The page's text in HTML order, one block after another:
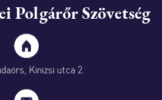
Polgárőr Szövetség
Kinizsi utca 2.